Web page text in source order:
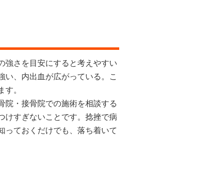
強さを目安にすると考えやすい
い、内出血が広がっている。こ
す。
院・接骨院での施術を相談する
けすぎないことです。捻挫で病
っておくだけでも、落ち着いて